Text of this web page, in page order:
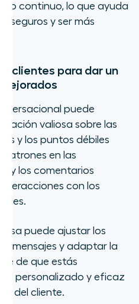
continuo, lo que ayuda
seguros y ser más
clientes para dar un
puede
valiosa sobre las
y los puntos débiles
patrones en las
y los comentarios
con los
puede ajustar los
mensajes y adaptar la
de que estás
personalizado y eficaz
del cliente.